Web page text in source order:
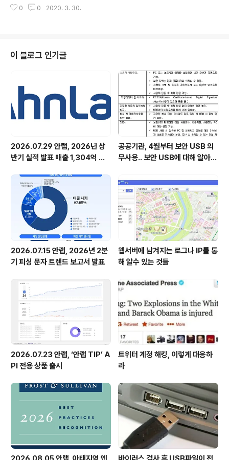
F 는 기존에 알려진 CVE-2010-0188 취약점을 악용합
및 업무에 도움을 주고자 서울경찰청 사이버 수사대 분들
최근 동향을 주제로 정변선 수사팀장이 강연을 했습니다.
사이버범죄 수사대의 연혁 대한 간략한 설명이 있었고 사
이버범죄의 분류, 인터넷 허위 사실 유포 명예훼손, 중국발
인터넷 뱅킹사건 , 메신저 피싱 사건의 동향, 최근 인터넷
해킹 범죄의 특성 등으로 구성된 PPT는 실제 현장에 일어
난 예를 바탕으로 작성되어 안랩인..
0 0 2020. 3. 30.
이 블로그 인기글
2026.07.29 안랩, 2026년 상
반기 실적 발표 매출 1,304억 원,
공공기관, 4월부터 보안 USB 의
무사용.. 보안 USB에 대해 알아봅
2026.07.15 안랩, 2026년 2분
기 피싱 문자 트렌드 보고서 발표
웹서버에 남겨지는 로그나 IP를 통
해 알수 있는 것들
2026.07.23 안랩, ‘안랩 TIP’ A
PI 전용 상품 출시
트위터 계정 해킹, 이렇게 대응하
라